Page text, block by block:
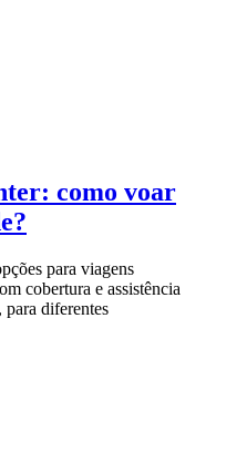
como voar
para viagens
cobertura e assistência
para diferentes